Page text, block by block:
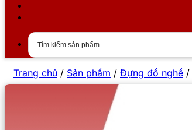
Trang chủ / Sản phẩm / Đựng đồ nghề /